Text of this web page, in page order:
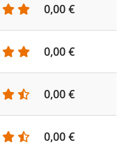
0,00 €
0,00 €
0,00 €
0,00 €